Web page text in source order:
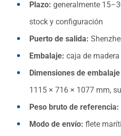
Plazo: generalmente
stock y configuración
Puerto de salida:
Embalaje: caja de
Dimensiones de
1115 × 716 × 1077 mm,
Peso bruto de referencia:
Modo de envío: flete